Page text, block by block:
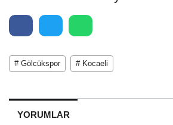
# Gölcükspor # Kocaeli
YORUMLAR